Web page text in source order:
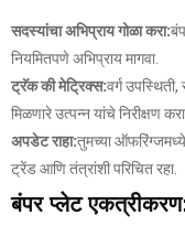
सदस्यांचा अभिप्राय गोळा करा:
नियमितपणे अभिप्राय मागवा.
ट्रॅक की मेट्रिक्स:वर्ग
मिळणारे उत्पन्न यांचे निरीक्षण करा.
अपडेट राहा:तुमच्या
ट्रेंड आणि तंत्रांशी परिचित रहा.
बंपर प्लेट एकत्रीकरण: